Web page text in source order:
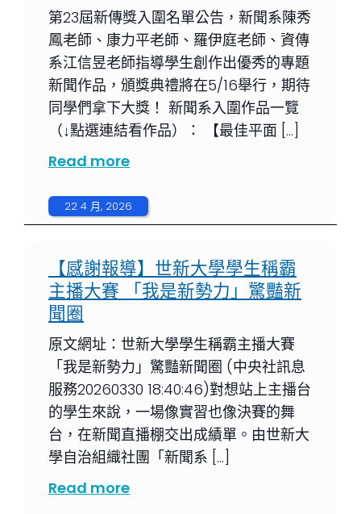
第23屆新傳獎入圍名單公告，新聞系陳秀
鳳老師、康力平老師、羅伊庭老師、資傳
系江信昱老師指導學生創作出優秀的專題
新聞作品，頒獎典禮將在5/16舉行，期待
同學們拿下大獎！ 新聞系入圍作品一覽
（↓點選連結看作品）： 【最佳平面 […]
Read more
22 4 月, 2026
【感謝報導】世新大學學生稱霸
主播大賽 「我是新勢力」驚豔新
聞圈
原文網址：世新大學學生稱霸主播大賽
「我是新勢力」驚豔新聞圈 (中央社訊息
服務20260330 18:40:46)對想站上主播台
的學生來說，一場像實習也像決賽的舞
台，在新聞直播棚交出成績單。由世新大
學自治組織社團「新聞系 […]
Read more